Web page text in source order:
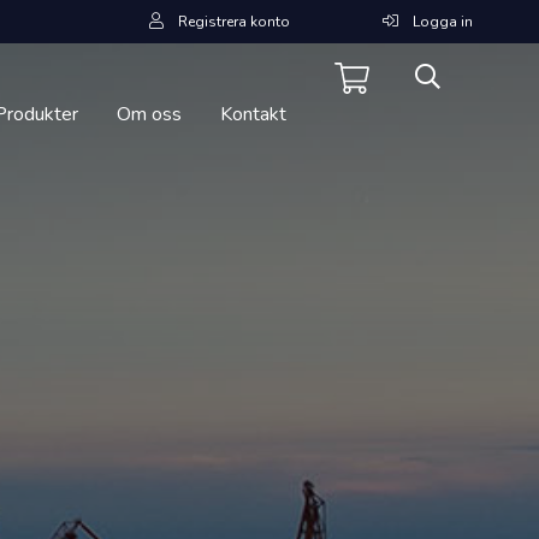
Registrera konto Logga in
Om oss Kontakt